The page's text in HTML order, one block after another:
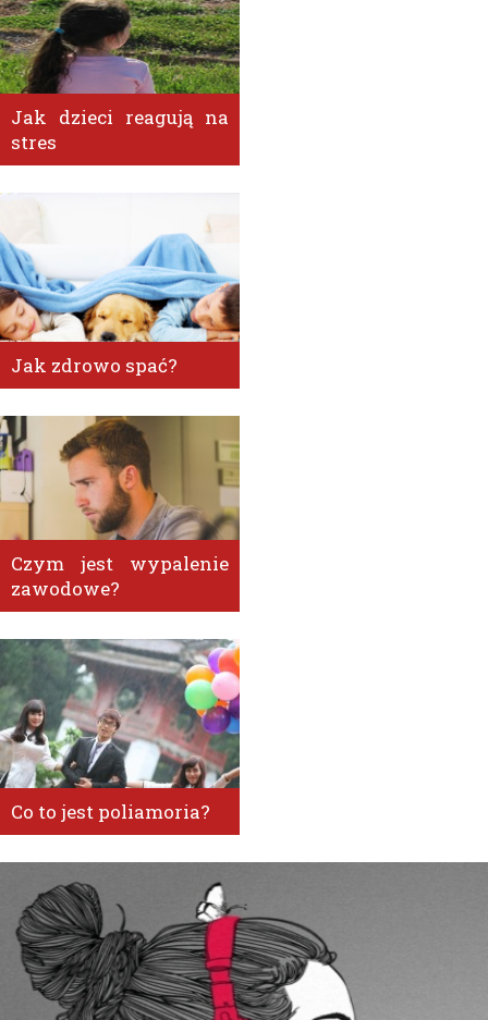
Jak dzieci reagują na
stres
Jak zdrowo spać?
Czym jest wypalenie
zawodowe?
Co to jest poliamoria?